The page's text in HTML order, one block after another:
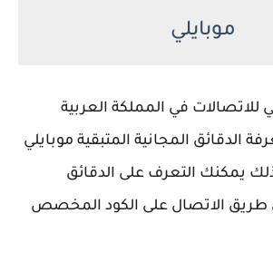
موبايلي
للاتصالات في المملكة العربية
الدقائق المجانية المتبقية موبايلي
يمكنك التعرف على الدقائق
طريق الاتصال على الكود المخصص